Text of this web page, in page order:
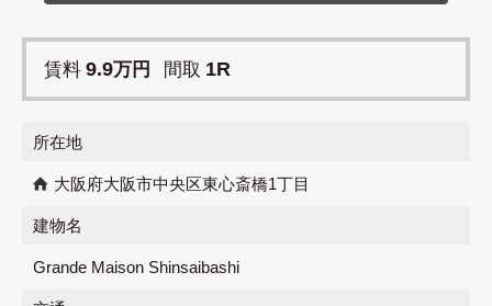
賃料 9.9万円 間取 1R
所在地
大阪府大阪市中央区東心斎橋1丁目
建物名
Grande Maison Shinsaibashi